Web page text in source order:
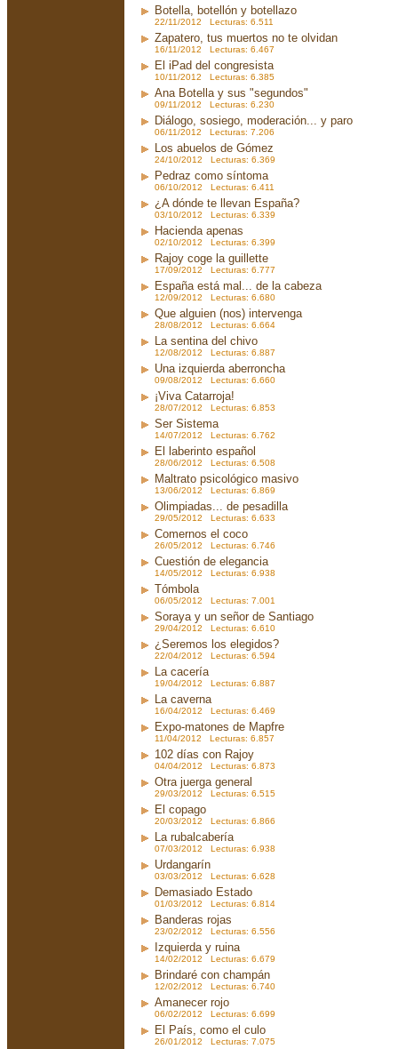
Botella, botellón y botellazo
22/11/2012 Lecturas: 6.511
Zapatero, tus muertos no te olvidan
16/11/2012 Lecturas: 6.467
El iPad del congresista
10/11/2012 Lecturas: 6.385
Ana Botella y sus "segundos"
09/11/2012 Lecturas: 6.230
Diálogo, sosiego, moderación... y paro
06/11/2012 Lecturas: 7.206
Los abuelos de Gómez
24/10/2012 Lecturas: 6.369
Pedraz como síntoma
06/10/2012 Lecturas: 6.411
¿A dónde te llevan España?
03/10/2012 Lecturas: 6.339
Hacienda apenas
02/10/2012 Lecturas: 6.399
Rajoy coge la guillette
17/09/2012 Lecturas: 6.777
España está mal... de la cabeza
12/09/2012 Lecturas: 6.680
Que alguien (nos) intervenga
28/08/2012 Lecturas: 6.664
La sentina del chivo
12/08/2012 Lecturas: 6.887
Una izquierda aberroncha
09/08/2012 Lecturas: 6.660
¡Viva Catarroja!
28/07/2012 Lecturas: 6.853
Ser Sistema
14/07/2012 Lecturas: 6.762
El laberinto español
28/06/2012 Lecturas: 6.508
Maltrato psicológico masivo
13/06/2012 Lecturas: 6.869
Olimpiadas... de pesadilla
29/05/2012 Lecturas: 6.633
Comernos el coco
26/05/2012 Lecturas: 6.746
Cuestión de elegancia
14/05/2012 Lecturas: 6.938
Tómbola
06/05/2012 Lecturas: 7.001
Soraya y un señor de Santiago
29/04/2012 Lecturas: 6.610
¿Seremos los elegidos?
22/04/2012 Lecturas: 6.594
La cacería
19/04/2012 Lecturas: 6.887
La caverna
16/04/2012 Lecturas: 6.469
Expo-matones de Mapfre
11/04/2012 Lecturas: 6.857
102 días con Rajoy
04/04/2012 Lecturas: 6.873
Otra juerga general
29/03/2012 Lecturas: 6.515
El copago
20/03/2012 Lecturas: 6.866
La rubalcabería
07/03/2012 Lecturas: 6.938
Urdangarín
03/03/2012 Lecturas: 6.628
Demasiado Estado
01/03/2012 Lecturas: 6.814
Banderas rojas
23/02/2012 Lecturas: 6.556
Izquierda y ruina
14/02/2012 Lecturas: 6.679
Brindaré con champán
12/02/2012 Lecturas: 6.740
Amanecer rojo
06/02/2012 Lecturas: 6.699
El País, como el culo
26/01/2012 Lecturas: 7.075